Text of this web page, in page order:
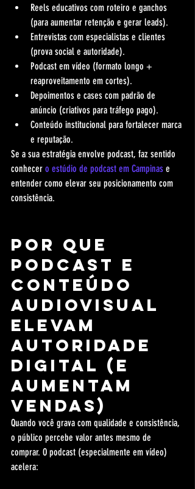
Reels educativos com roteiro e ganchos
(para aumentar retenção e gerar leads).
Entrevistas com especialistas e clientes
(prova social e autoridade).
Podcast em vídeo (formato longo +
reaproveitamento em cortes).
Depoimentos e cases com padrão de
anúncio (criativos para tráfego pago).
Conteúdo institucional para fortalecer marca
e reputação.
Se a sua estratégia envolve podcast, faz sentido
conhecer o estúdio de podcast em Campinas e
entender como elevar seu posicionamento com
consistência.
Por que
podcast e
conteúdo
audiovisual
elevam
autoridade
digital (e
aumentam
vendas)
Quando você grava com qualidade e consistência,
o público percebe valor antes mesmo de
comprar. O podcast (especialmente em vídeo)
acelera: